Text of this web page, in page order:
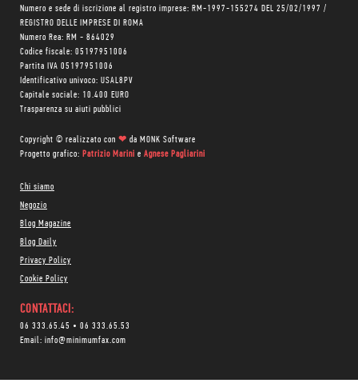
Numero e sede di iscrizione al registro imprese: RM-1997-155274 DEL 25/02/1997 /
REGISTRO DELLE IMPRESE DI ROMA
Numero Rea: RM - 864029
Codice fiscale: 05197951006
Partita IVA 05197951006
Identificativo univoco: USAL8PV
Capitale sociale: 10.400 EURO
Trasparenza su aiuti pubblici
Copyright © realizzato con ❤ da MONK Software
Progetto grafico: Patrizio Marini e Agnese Pagliarini
Chi siamo
Negozio
Blog Magazine
Blog Daily
Privacy Policy
Cookie Policy
CONTATTACI:
06 333.65.45 • 06 333.65.53
Email: info@minimumfax.com